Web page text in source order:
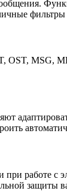
MSG,
работе
защиты